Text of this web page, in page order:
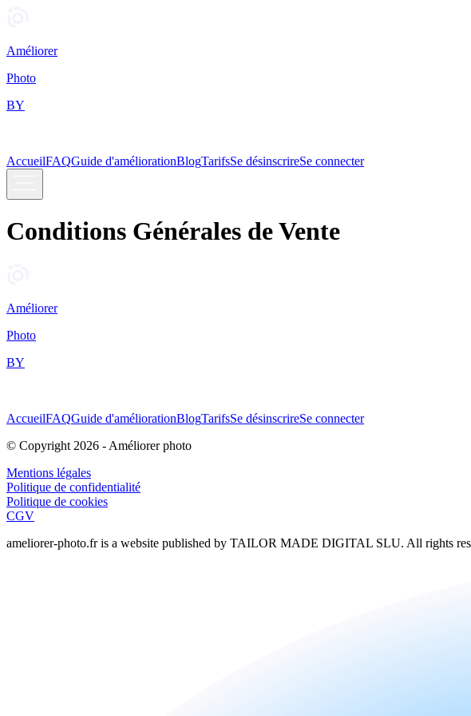
Améliorer
Photo
BY
AccueilFAQGuide d'améliorationBlogTarifsSe désinscrireSe connecter
Conditions Générales de Vente
Améliorer
Photo
BY
AccueilFAQGuide d'améliorationBlogTarifsSe désinscrireSe connecter
© Copyright 2026 - Améliorer photo
Mentions légales
Politique de confidentialité
Politique de cookies
CGV
ameliorer-photo.fris a website published by TAILOR MADE DIGITAL SLU. All rights